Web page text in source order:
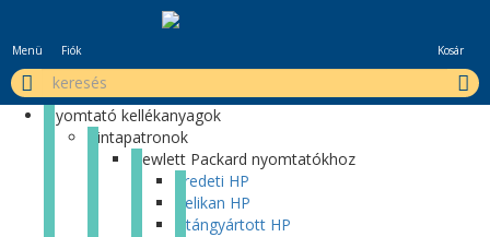
Menü Fiók Kosár
Nyomtató kellékanyagok
Tintapatronok
Hewlett Packard nyomtatókhoz
Eredeti HP
Pelikan HP
Utángyártott HP